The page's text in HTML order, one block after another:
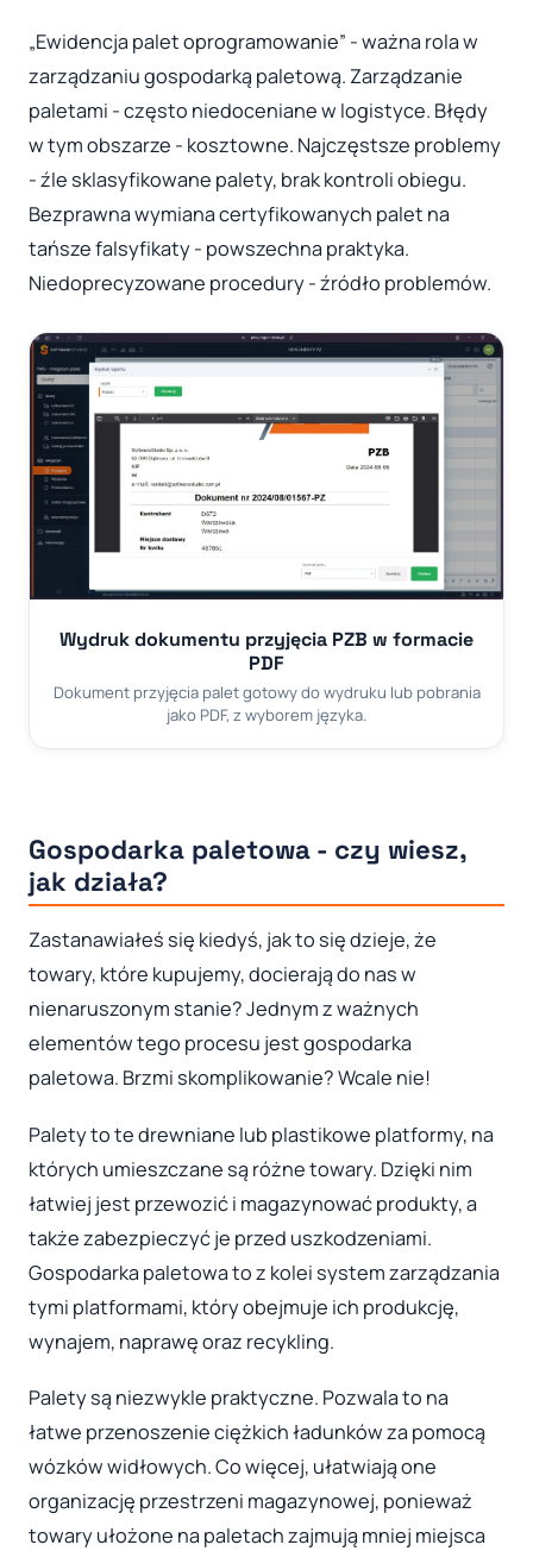
„Ewidencja palet oprogramowanie” - ważna rola w
zarządzaniu gospodarką paletową. Zarządzanie
paletami - często niedoceniane w logistyce. Błędy
w tym obszarze - kosztowne. Najczęstsze problemy
- źle sklasyfikowane palety, brak kontroli obiegu.
Bezprawna wymiana certyfikowanych palet na
tańsze falsyfikaty - powszechna praktyka.
Niedoprecyzowane procedury - źródło problemów.
Wydruk dokumentu przyjęcia PZB w formacie
PDF
Dokument przyjęcia palet gotowy do wydruku lub pobrania
jako PDF, z wyborem języka.
Gospodarka paletowa - czy wiesz,
jak działa?
Zastanawiałeś się kiedyś, jak to się dzieje, że
towary, które kupujemy, docierają do nas w
nienaruszonym stanie? Jednym z ważnych
elementów tego procesu jest gospodarka
paletowa. Brzmi skomplikowanie? Wcale nie!
Palety to te drewniane lub plastikowe platformy, na
których umieszczane są różne towary. Dzięki nim
łatwiej jest przewozić i magazynować produkty, a
także zabezpieczyć je przed uszkodzeniami.
Gospodarka paletowa to z kolei system zarządzania
tymi platformami, który obejmuje ich produkcję,
wynajem, naprawę oraz recykling.
Palety są niezwykle praktyczne. Pozwala to na
łatwe przenoszenie ciężkich ładunków za pomocą
wózków widłowych. Co więcej, ułatwiają one
organizację przestrzeni magazynowej, ponieważ
towary ułożone na paletach zajmują mniej miejsca